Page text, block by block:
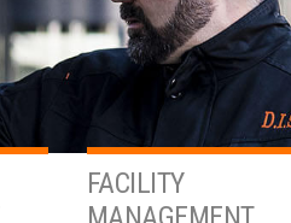
FACILITY